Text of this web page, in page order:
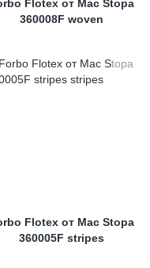
Flotex от Mac Stopa
360008F woven
Flotex от Mac Stopa
360005F stripes